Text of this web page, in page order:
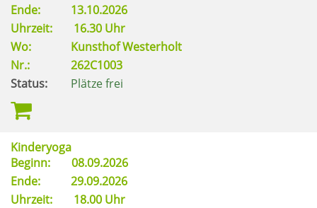
Ende:
13.10.2026
Uhrzeit:
16.30 Uhr
Wo:
Kunsthof Westerholt
Nr.:
262C1003
Status:
Plätze frei
Kinderyoga
Beginn:
08.09.2026
Ende:
29.09.2026
Uhrzeit:
18.00 Uhr